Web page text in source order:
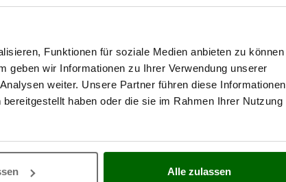
Funktionen für soziale Medien anbieten zu können
geben wir Informationen zu Ihrer Verwendung unserer
weiter. Unsere Partner führen diese Informationen
haben oder die sie im Rahmen Ihrer Nutzung
Alle zulassen